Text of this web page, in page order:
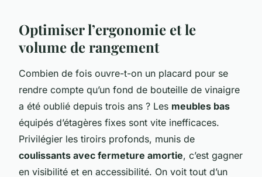
Optimiser l’ergonomie et le
volume de rangement
Combien de fois ouvre-t-on un placard pour se
rendre compte qu’un fond de bouteille de vinaigre
a été oublié depuis trois ans ? Les meubles bas
équipés d’étagères fixes sont vite inefficaces.
Privilégier les tiroirs profonds, munis de
coulissants avec fermeture amortie, c’est gagner
en visibilité et en accessibilité. On voit tout d’un